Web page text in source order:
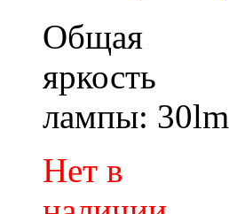
Общая
яркость
лампы: 30lm
Нет в